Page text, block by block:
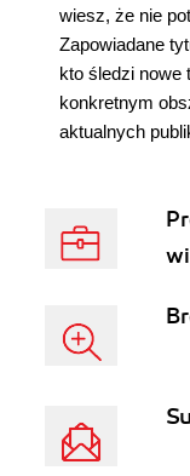
wiesz, że nie
Zapowiadane
kto śledzi nowe
konkretnym
aktualnych